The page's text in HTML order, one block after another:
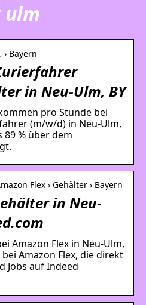
ulm
Bayern
in Neu-Ulm, BY
pro Stunde bei
(m/w/d) in Neu-Ulm,
89 % über dem
Flex › Gehälter › Bayern
in Neu-
Amazon Flex in Neu-Ulm,
bei Amazon Flex, die direkt
Jobs auf Indeed